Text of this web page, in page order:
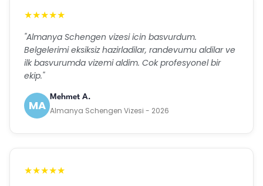
★★★★★
"Almanya Schengen vizesi icin basvurdum.
Belgelerimi eksiksiz hazirladilar, randevumu aldilar ve
ilk basvurumda vizemi aldim. Cok profesyonel bir
ekip."
MA
Mehmet A.
Almanya Schengen Vizesi - 2026
★★★★★